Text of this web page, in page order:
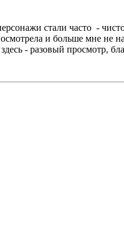
стали часто -
и больше мне не
- разовый просмотр,